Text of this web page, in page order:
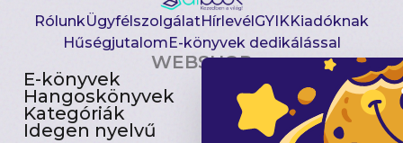
RólunkÜgyfélszolgálatHírlevél GYIKKiadóknak
Hűségjutalom E-könyvek dedikálással
WEBSHOP
E-könyvek
Hangoskönyvek
Kategóriák
Idegen nyelvű
Csomagajánlatok
Akciósak
Előjegyezhetők
Újdonságok